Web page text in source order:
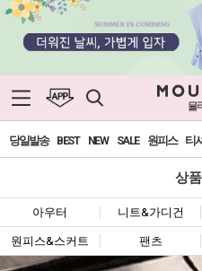
당일발송 BEST NEW SALE 원피스 티
상
아우터 니트&가디건
원피스&스커트 팬츠